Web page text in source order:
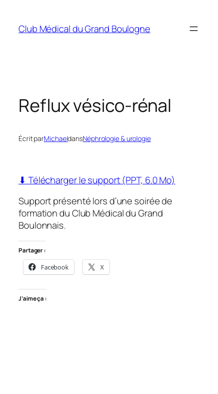
contenu
Club Médical du Grand Boulogne
Reflux vésico-rénal
Écrit parMichaeldansNéphrologie & urologie
⬇ Télécharger le support (PPT, 6.0 Mo)
Support présenté lors d’une soirée de
formation du Club Médical du Grand
Boulonnais.
Partager :
Facebook X
J’aime ça :